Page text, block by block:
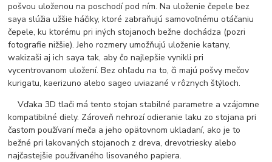
pošvou uloženou na poschodí pod ním. Na uloženie čepele bez
saya slúžia užšie háčiky, ktoré zabraňujú samovoľnému otáčaniu
čepele, ku ktorému pri iných stojanoch bežne dochádza (pozri
fotografie nižšie). Jeho rozmery umožňujú uloženie katany,
wakizaši aj ich saya tak, aby čo najlepšie vynikli pri
vycentrovanom uložení. Bez ohľadu na to, či majú pošvy mečov
kurigatu, kaerizuno alebo sageo uviazané v rôznych štýloch.
Vďaka 3D tlači má tento stojan stabilné parametre a vzájomne
kompatibilné diely. Zároveň nehrozí odieranie laku zo stojana pri
častom používaní meča a jeho opätovnom ukladaní, ako je to
bežné pri lakovaných stojanoch z dreva, drevotriesky alebo
najčastejšie používaného lisovaného papiera.